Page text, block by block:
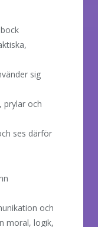
sig
prylar och
ses därför
och
moral, logik,